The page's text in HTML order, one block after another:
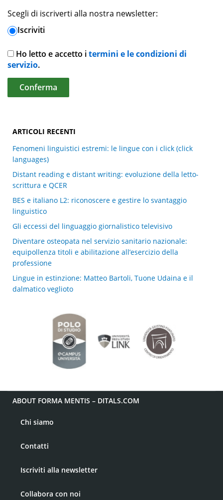
Scegli di iscriverti alla nostra newsletter:
Iscriviti
Ho letto e accetto itermini e le condizioni di
servizio.
ARTICOLI RECENTI
Fenomeni linguistici estremi: le lingue con i click (click
languages)
Distant reading e distant writing: evoluzione della letto-
scrittura e QCER
BES e italiano L2: riconoscere e gestire lo svantaggio
linguistico
Gli eccessi del linguaggio giornalistico televisivo
Diventare osteopata nel servizio sanitario nazionale:
equipollenza titoli e abilitazione all’esercizio della
professione
Lingue in estinzione: Matteo Bartoli, Tuone Udaina e il
dalmatico veglioto
ABOUT FORMA MENTIS – DITALS.COM
Chi siamo
Contatti
Iscriviti alla newsletter
Collabora con noi